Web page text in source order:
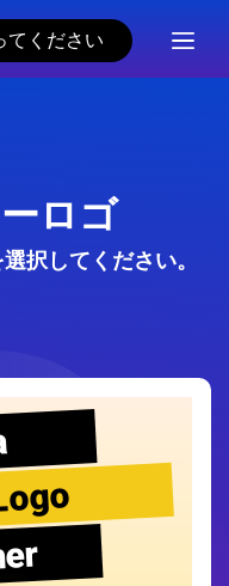
てください
ロゴ
択してください。